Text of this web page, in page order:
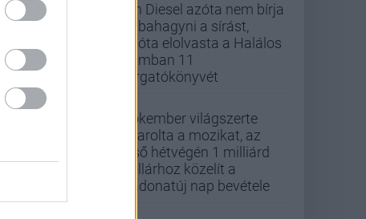
Vin Diesel azóta nem bírja
abbahagyni a sírást,
mióta elolvasta a Halálos
iramban 11
forgatókönyvét
Pókember világszerte
letarolta a mozikat, az
első hétvégén 1 milliárd
dollárhoz közelít a
Vadonatúj nap bevétele